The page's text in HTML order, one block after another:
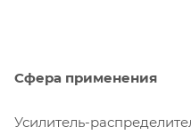
Сфера применения
Усилитель-